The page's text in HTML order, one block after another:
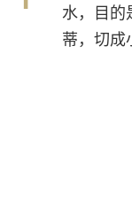
水，目的
蒂，切成